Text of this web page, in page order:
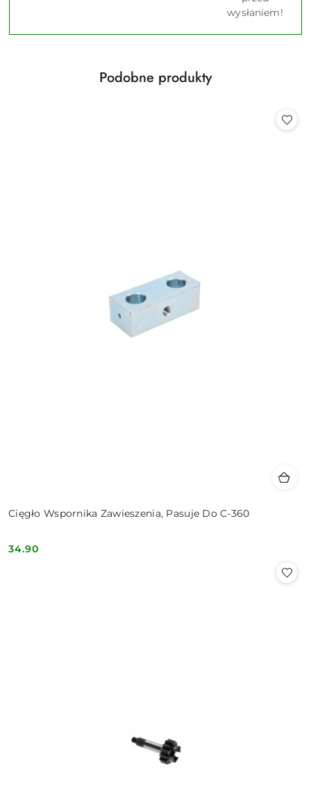
wysłaniem!
Pomiń karuzelę produktów
Produkty
Podobne produkty
Cięgło Wspornika Zawieszenia, Pasuje Do C-360
Cena:
34.90